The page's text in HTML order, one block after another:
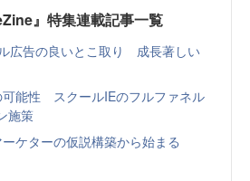
』特集連載記事一覧
広告の良いとこ取り 成長著しい
可能性 スクールIEのフルファネル
施策
ケターの仮説構築から始まる